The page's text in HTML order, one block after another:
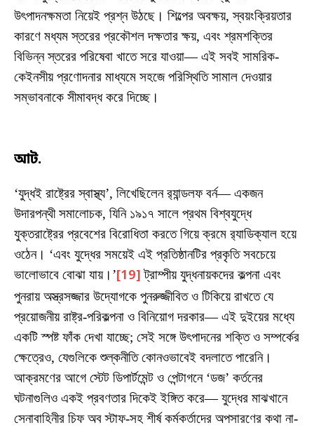
উৎপাদনক্ষমতা নিয়েই প্রশ্ন উঠছে। শিল্পের অবক্ষয়, স্বয়ংক্রিয়তার
কারণে মধ্যম স্তরের প্রকৌশল দক্ষতার ক্ষয়, এবং শ্রমশক্তির
বিভিন্ন স্তরের পরিষেবা খাতে সরে যাওয়া— এই সবই সামরিক-
কেইনসীয় প্রণোদনার মাধ্যমে সহজে পরিস্থিতি সামাল দেওয়ার
সম্ভাবনাকে সীমাবদ্ধ করে দিচ্ছে।
আট.
‘যুদ্ধই রাষ্ট্রের স্বাস্থ্য’, লিখেছিলেন র‍্যান্ডলফ বর্ন— একজন
উদারপন্থী সমালোচক, যিনি ১৯১৭ সালে প্রথম বিশ্বযুদ্ধে
যুক্তরাষ্ট্রের প্রবেশের বিরোধিতা করতে গিয়ে ক্রমে র‍্যাডিক্যাল হয়ে
ওঠেন। ‘এবং যুদ্ধের সময়েই এই প্রতিষ্ঠানটির প্রকৃতি সবচেয়ে
ভালোভাবে বোঝা যায়।’[19] ট্রাম্পীয় যুদ্ধনায়কদের কল্পনা এবং
পুনরায় অস্ত্রসজ্জার উদ্যোগকে পুনরুজ্জীবিত ও টিকিয়ে রাখতে যে
প্রয়োজনীয় রাষ্ট্র-পরিকল্পনা ও বিনিয়োগ দরকার— এই দুইয়ের মধ্যে
একটি স্পষ্ট ফাঁক দেখা যাচ্ছে; সেই সঙ্গে উৎপাদনের শক্তি ও সম্পর্কের
ক্ষেত্রেও, যেগুলিকে শুল্কনীতি কোনওভাবেই বদলাতে পারেনি।
আক্রমণের আগে স্টেট ডিপার্টমেন্ট ও পেন্টাগনে ‘ডজ’ কর্তনের
ঘটনাগুলিও একই প্রবণতার দিকেই ইঙ্গিত করে— যুদ্ধের মাঝখানে
সেনাবাহিনীর চিফ অব স্টাফ-সহ শীর্ষ কর্মকর্তাদের অপসারণের কথা না-